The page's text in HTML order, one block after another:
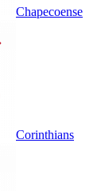
Chapecoense
Corinthians